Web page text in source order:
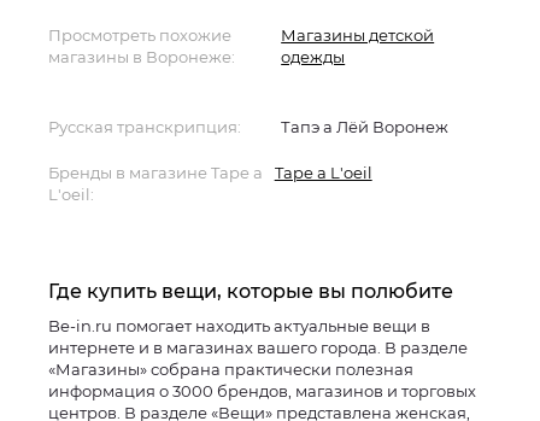
Просмотреть похожие
магазины в Воронеже:
Магазины детской
одежды
Русская транскрипция: Тапэ a Лёй Воронеж
Бренды в магазине Tape a
L'oeil:
Tape a L'oeil
Где купить вещи, которые вы полюбите
Be-in.ru помогает находить актуальные вещи в
интернете и в магазинах вашего города. В разделе
«Магазины» собрана практически полезная
информация о 3000 брендов, магазинов и торговых
центров. В разделе «Вещи» представлена женская,